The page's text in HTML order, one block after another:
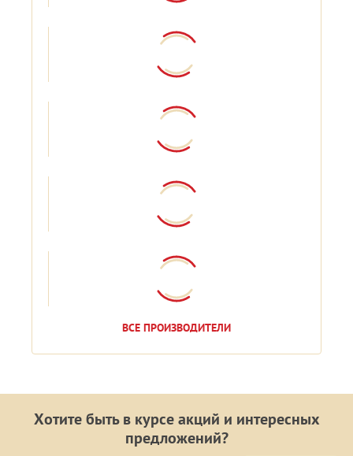
ВСЕ ПРОИЗВОДИТЕЛИ
Хотите быть в курсе акций и интересных
предложений?